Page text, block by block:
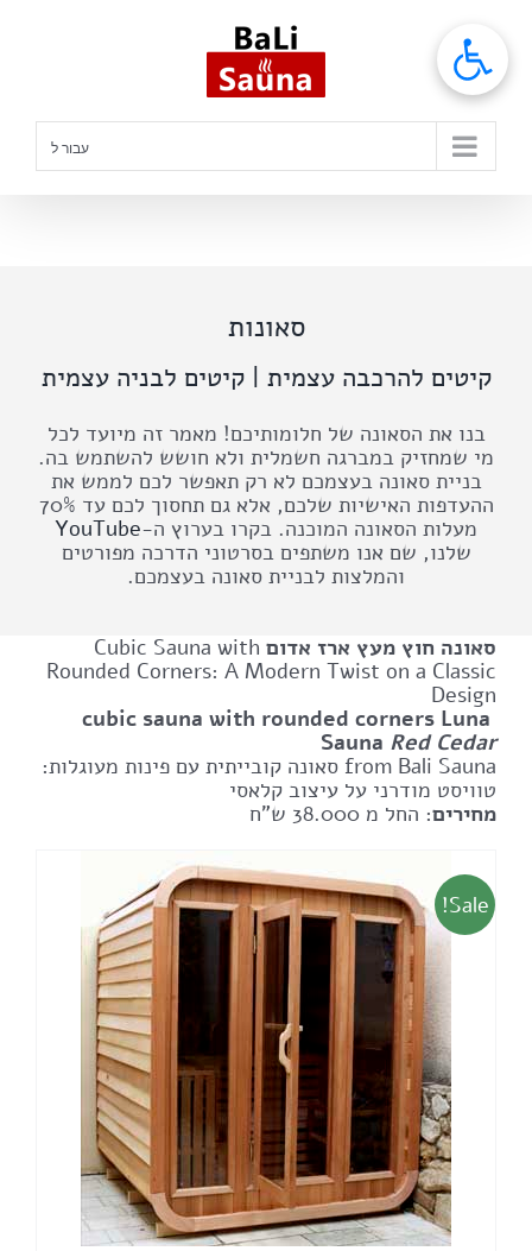
עבור ל
סאונות
קיטים להרכבה עצמית | קיטים לבניה עצמית
בנו את הסאונה של חלומותיכם! מאמר זה מיועד לכל
מי שמחזיק במברגה חשמלית ולא חושש להשתמש בה.
בניית סאונה בעצמכם לא רק תאפשר לכם לממש את
ההעדפות האישיות שלכם, אלא גם תחסוך לכם עד 70%
מעלות הסאונה המוכנה. בקרו בערוץ ה-YouTube
שלנו, שם אנו משתפים בסרטוני הדרכה מפורטים
והמלצות לבניית סאונה בעצמכם.
סאונה חוץ מעץ ארז אדום Cubic Sauna with
Rounded Corners: A Modern Twist on a Classic
Design
cubic sauna with rounded corners Luna
Sauna Red Cedar
from Bali Sauna סאונה קובייתית עם פינות מעוגלות:
טוויסט מודרני על עיצוב קלאסי
מחירים: החל מ 38.000 ש"ח
Sale!